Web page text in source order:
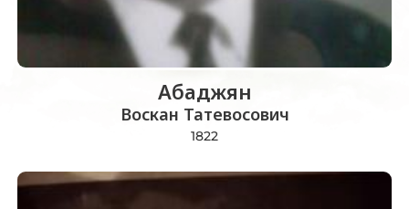
Абаджян
Воскан Татевосович
1822